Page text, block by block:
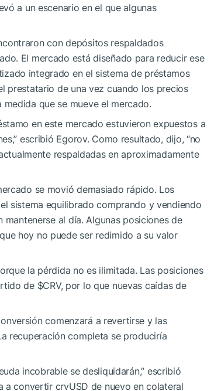
a un escenario en el que algunas
con depósitos respaldados
El mercado está diseñado para reducir ese
integrado en el sistema de préstamos
prestatario de una vez cuando los precios
que se mueve el mercado.
en este mercado estuvieron expuestos a
escribió Egorov. Como resultado, dijo, “no
respaldadas en aproximadamente
se movió demasiado rápido. Los
sistema equilibrado comprando y vendiendo
al día. Algunas posiciones de
hoy no puede ser redimido a su valor
la pérdida no es ilimitada. Las posiciones
de $CRV, por lo que nuevas caídas de
comenzará a revertirse y las
recuperación completa se produciría
incobrable se desliquidarán,” escribió
a convertir crvUSD de nuevo en colateral